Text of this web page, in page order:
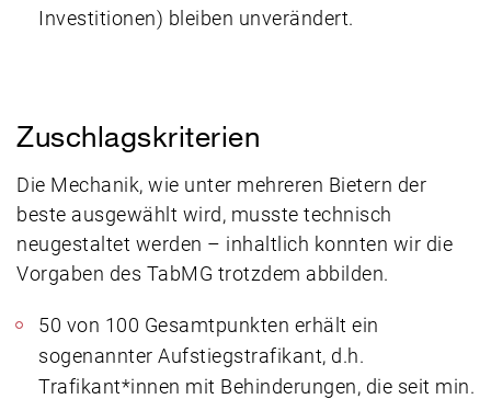
Investitionen) bleiben unverändert.
Zuschlagskriterien
Die Mechanik, wie unter mehreren Bietern der
beste ausgewählt wird, musste technisch
neugestaltet werden – inhaltlich konnten wir die
Vorgaben des TabMG trotzdem abbilden.
50 von 100 Gesamtpunkten erhält ein
sogenannter Aufstiegstrafikant, d.h.
Trafikant*innen mit Behinderungen, die seit min.